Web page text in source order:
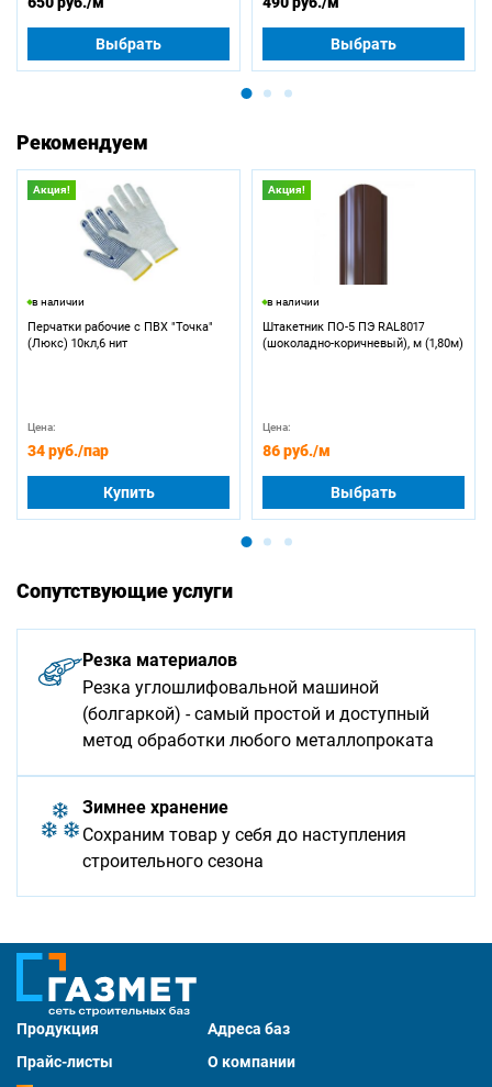
Выбрать Выбрать
Рекомендуем
Акция!
в наличии
Перчатки рабочие с ПВХ "Точка"
(Люкс) 10кл,6 нит
Цена:
34 руб./пар
Купить
Акция!
в наличии
Штакетник ПО-5 ПЭ RAL8017
(шоколадно-коричневый), м (1,80м)
Цена:
86 руб./м
Выбрать
Сопутствующие услуги
Резка материалов
Резка углошлифовальной машиной
(болгаркой) - самый простой и доступный
метод обработки любого металлопроката
Зимнее хранение
Сохраним товар у себя до наступления
строительного сезона
Продукция
Адреса баз
Прайс-листы
О компании